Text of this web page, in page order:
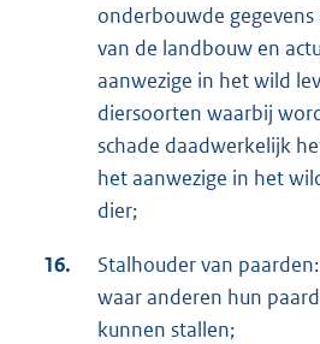
onderbouwde
van de landbouw en
aanwezige in het wild
diersoorten waarbij
schade daadwerkelijk
het aanwezige in het
dier;
16.
Stalhouder van
waar anderen hun
kunnen stallen;